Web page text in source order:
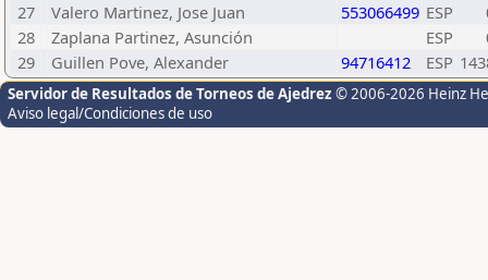
27
Valero Martinez, Jose Juan 553066499 ESP
28
Zaplana Partinez, Asunción ESP
29
Guillen Pove, Alexander 94716412 ESP
Servidor de Resultados de Torneos de Ajedrez © 2006-2026 Heinz
Aviso legal/Condiciones de uso